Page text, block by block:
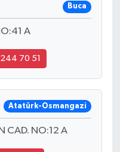
Buca
A
70 51
Atatürk-Osmangazi
CAD. NO:12 A